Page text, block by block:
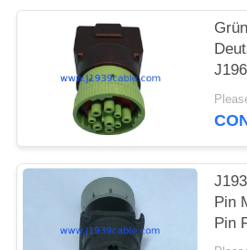
Pin
Pin
Pin